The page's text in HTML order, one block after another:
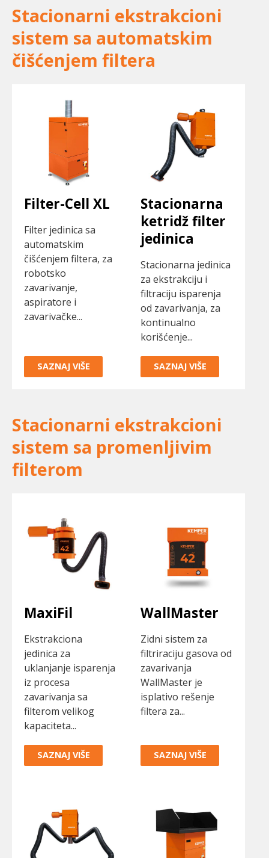
Stacionarni ekstrakcioni
sistem sa automatskim
čišćenjem filtera
Filter-Cell XL
Filter jedinica sa
automatskim
čišćenjem filtera, za
robotsko
zavarivanje,
aspiratore i
zavarivačke...
SAZNAJ VIŠE
Stacionarna
ketridž filter
jedinica
Stacionarna jedinica
za ekstrakciju i
filtraciju isparenja
od zavarivanja, za
kontinualno
korišćenje...
SAZNAJ VIŠE
Stacionarni ekstrakcioni
sistem sa promenljivim
filterom
MaxiFil
Ekstrakciona
jedinica za
uklanjanje isparenja
iz procesa
zavarivanja sa
filterom velikog
kapaciteta...
SAZNAJ VIŠE
WallMaster
Zidni sistem za
filtriraciju gasova od
zavarivanja
WallMaster je
isplativo rešenje
filtera za...
SAZNAJ VIŠE